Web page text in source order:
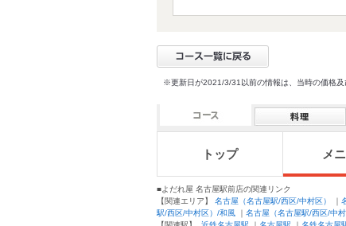
※更新日が2021/3/31以前の情報は、当時の価格及
トップ メ
■よだれ屋 名古屋駅前店の関連リンク
【関連エリア】 名古屋（名古屋駅/西区/中村区） ｜
駅/西区/中村区）/和風 ｜ 名古屋（名古屋駅/西区/中